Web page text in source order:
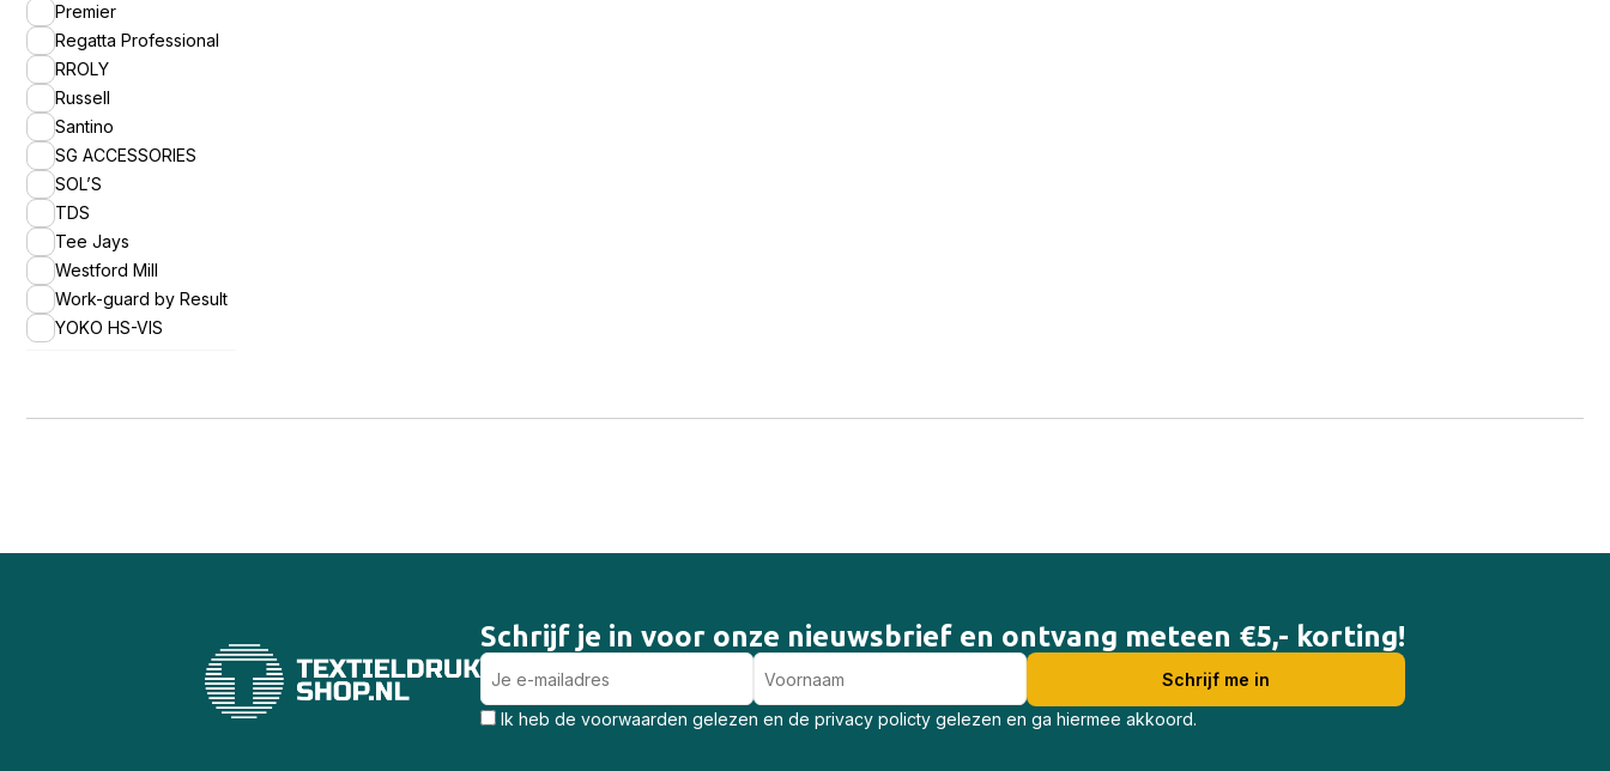
Premier
Regatta Professional
RROLY
Russell
Santino
SG ACCESSORIES
SOL’S
TDS
Tee Jays
Westford Mill
Work-guard by Result
YOKO HS-VIS
Schrijf je in voor onze nieuwsbrief en ontvang meteen €5,- korting!
Ik heb de voorwaarden gelezen en de privacy policty gelezen en ga hiermee akkoord.